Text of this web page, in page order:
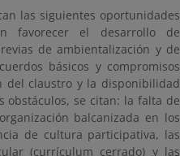
las siguientes oportunidades
favorecer el desarrollo de
de ambientalización y de
básicos y compromisos
del claustro y la disponibilidad
obstáculos, se citan: la falta de
balcanizada en los
de cultura participativa, las
(currículum cerrado) y las